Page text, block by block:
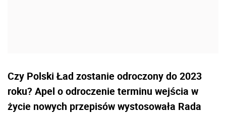
Czy Polski Ład zostanie odroczony do 2023
roku? Apel o odroczenie terminu wejścia w
życie nowych przepisów wystosowała Rada